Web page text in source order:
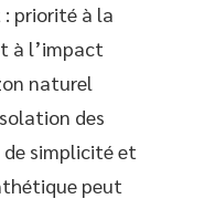
: priorité à la
à l’impact
naturel
des
de simplicité et
peut